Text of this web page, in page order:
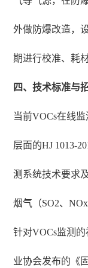
外做防爆改造，
期进行校准、耗
四、技术标准与
当前VOCs在线
层面的HJ 1013-
测系统技术要求
烟气（SO2、
针对VOCs监测
业协会发布的《